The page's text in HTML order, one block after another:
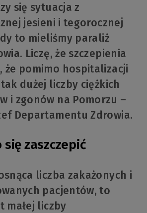
się sytuacja z
jesieni i tegorocznej
to mieliśmy paraliż
Liczę, że szczepienia
że pomimo hospitalizacji
dużej liczby ciężkich
i zgonów na Pomorzu –
Departamentu Zdrowia.
zaszczepić
liczba zakażonych i
pacjentów, to
małej liczby